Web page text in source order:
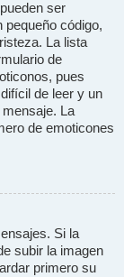
ser
pequeño código,
La lista
de
pues
de leer y un
La
de emoticones
Si la
subir la imagen
primero su